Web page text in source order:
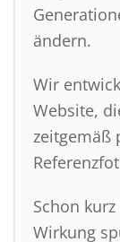
ändern.
Wir
Website,
zeitgemäß
Schon
Wirkung